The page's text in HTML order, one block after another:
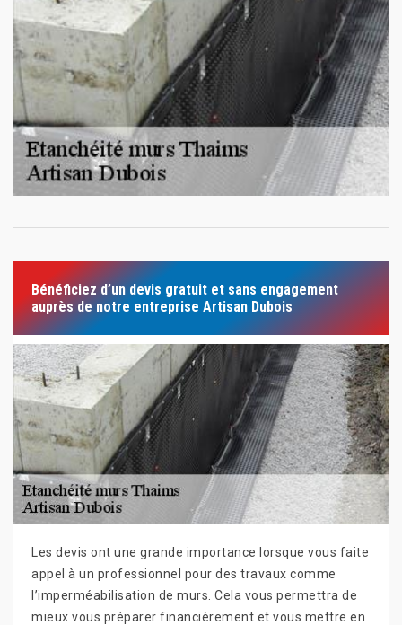
Bénéficiez d’un devis gratuit et sans engagement
auprès de notre entreprise Artisan Dubois
Les devis ont une grande importance lorsque vous faite
appel à un professionnel pour des travaux comme
l’imperméabilisation de murs. Cela vous permettra de
mieux vous préparer financièrement et vous mettre en